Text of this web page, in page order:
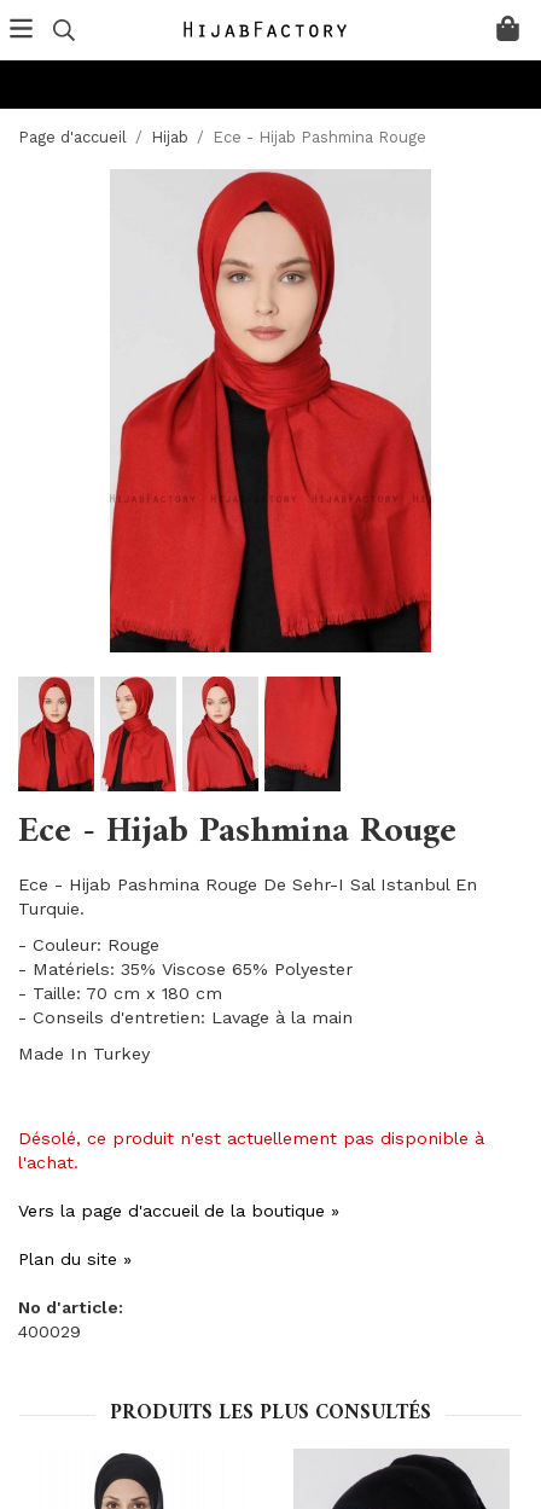
Page d'accueil / Hijab / Ece - Hijab Pashmina Rouge
Ece - Hijab Pashmina Rouge
Ece - Hijab Pashmina Rouge De Sehr-I Sal Istanbul En
Turquie.
- Couleur: Rouge
- Matériels: 35% Viscose 65% Polyester
- Taille: 70 cm x 180 cm
- Conseils d'entretien: Lavage à la main
Made In Turkey
Désolé, ce produit n'est actuellement pas disponible à
l'achat.
Vers la page d'accueil de la boutique »
Plan du site »
No d'article:
400029
PRODUITS LES PLUS CONSULTÉS